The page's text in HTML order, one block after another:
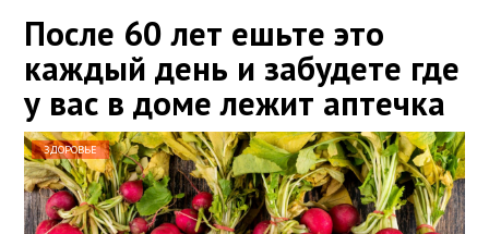
После 60 лет ешьте это
каждый день и забудете где
у вас в доме лежит аптечка
ЗДОРОВЬЕ